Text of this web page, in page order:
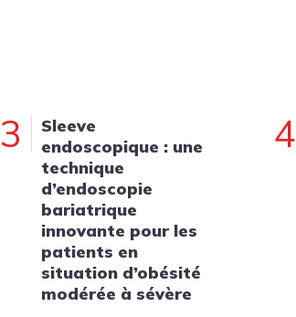
3
Sleeve
endoscopique : une
technique
d’endoscopie
bariatrique
innovante pour les
patients en
situation d’obésité
modérée à sévère
4